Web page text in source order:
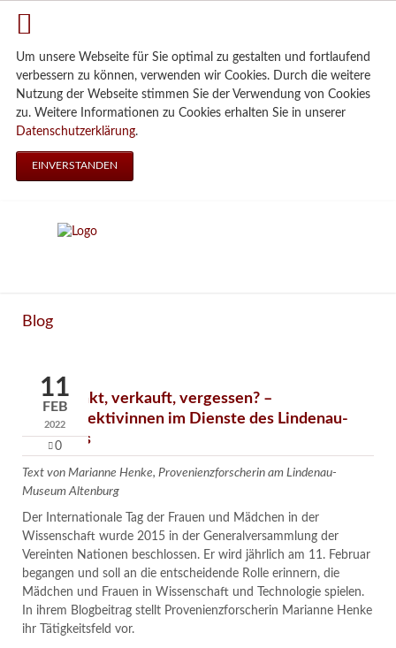
Um unsere Webseite für Sie optimal zu gestalten und fortlaufend
verbessern zu können, verwenden wir Cookies. Durch die weitere
Nutzung der Webseite stimmen Sie der Verwendung von Cookies
zu. Weitere Informationen zu Cookies erhalten Sie in unserer
Datenschutzerklärung.
EINVERSTANDEN
Blog
11
FEB
2022
0
Verschenkt, verkauft, vergessen? –
Kunstdetektivinnen im Dienste des Lindenau-
Museums
Text von Marianne Henke, Provenienzforscherin am Lindenau-
Museum Altenburg
Der Internationale Tag der Frauen und Mädchen in der
Wissenschaft wurde 2015 in der Generalversammlung der
Vereinten Nationen beschlossen. Er wird jährlich am 11. Februar
begangen und soll an die entscheidende Rolle erinnern, die
Mädchen und Frauen in Wissenschaft und Technologie spielen.
In ihrem Blogbeitrag stellt Provenienzforscherin Marianne Henke
ihr Tätigkeitsfeld vor.